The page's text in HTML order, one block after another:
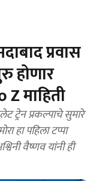
प्रवास
होणार
माहिती
ट्रेन प्रकल्पाचे सुमारे
हा पहिला टप्पा
वैष्णव यांनी ही